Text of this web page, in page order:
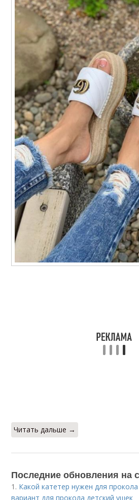
Читать дальше →
Последние обновления на
1. Какой катетер нужен для
вариант для прокола детский ушек